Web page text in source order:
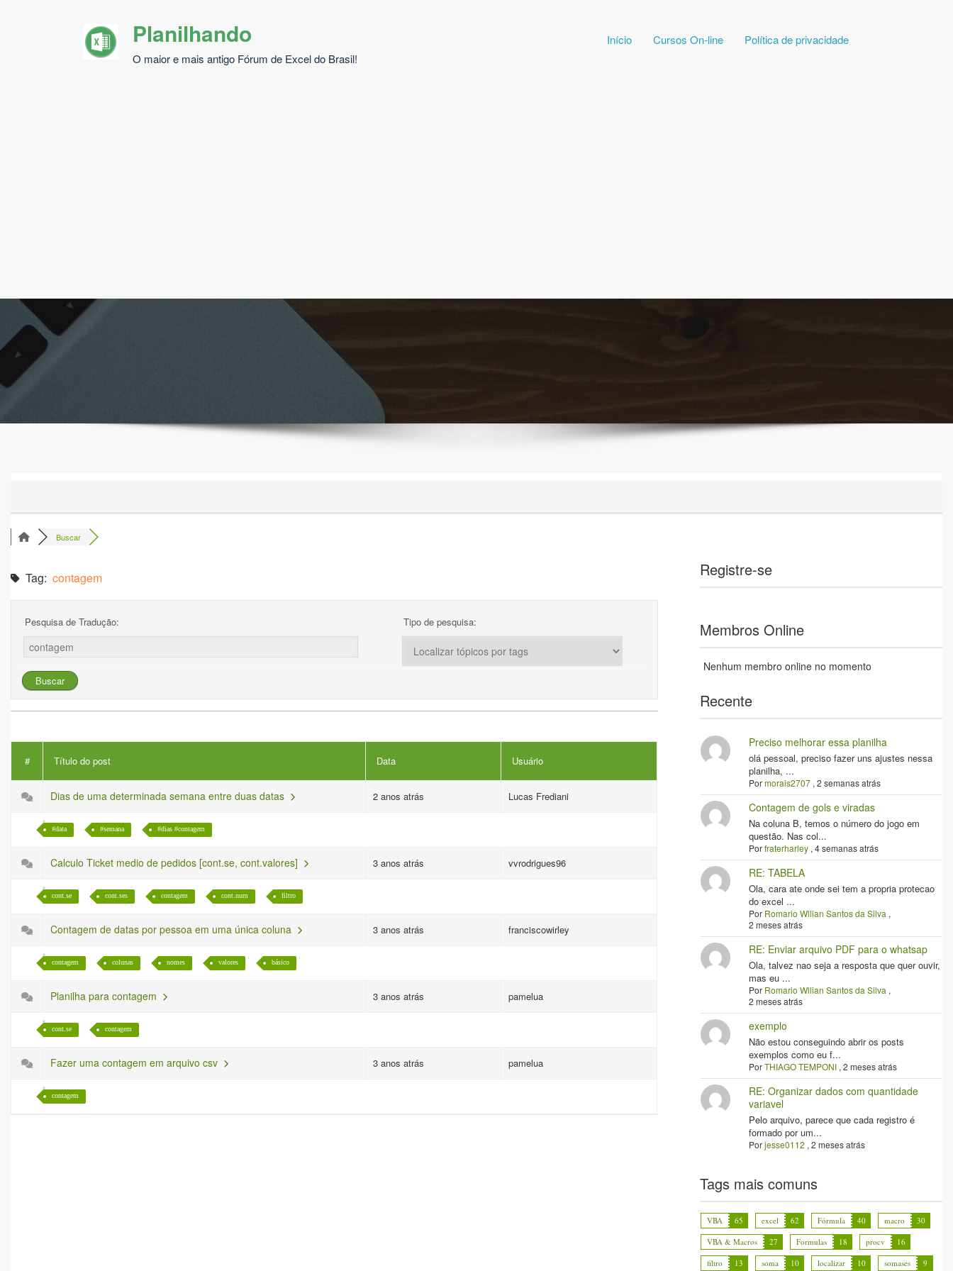
Planilhando
O maior e mais antigo Fórum de Excel do Brasil!
Início Cursos On-line Política de privacidade
Buscar
Tag: contagem
Pesquisa de Tradução: Tipo de pesquisa:
# Título do post Data Usuário
Dias de uma determinada semana entre duas datas 2 anos atrás Lucas Frediani
#data #semana #dias #contagem
Calculo Ticket medio de pedidos [cont.se, cont.valores] 3 anos atrás vvrodrigues96
cont.se cont.ses contagem cont.num filtro
Contagem de datas por pessoa em uma única coluna 3 anos atrás franciscowirley
contagem colunas nomes valores básico
Planilha para contagem 3 anos atrás pamelua
cont.se contagem
Fazer uma contagem em arquivo csv 3 anos atrás pamelua
contagem
Registre-se
Membros Online
Nenhum membro online no momento
Recente
Preciso melhorar essa planilha
olá pessoal, preciso fazer uns ajustes nessa
planilha, ...
Pormorais2707 ,2 semanas atrás
Contagem de gols e viradas
Na coluna B, temos o número do jogo em
questão. Nas col...
Porfraterharley ,4 semanas atrás
RE: TABELA
Ola, cara ate onde sei tem a propria protecao
do excel ...
Por Romario Wllian Santos da Silva ,
2 meses atrás
RE: Enviar arquivo PDF para o whatsap
Ola, talvez nao seja a resposta que quer ouvir,
mas eu ...
Por Romario Wllian Santos da Silva ,
2 meses atrás
exemplo
Não estou conseguindo abrir os posts
exemplos como eu f...
PorTHIAGO TEMPONI ,2 meses atrás
RE: Organizar dados com quantidade
variavel
Pelo arquivo, parece que cada registro é
formado por um...
Porjesse0112 ,2 meses atrás
Tags mais comuns
VBA 65 excel 62 Fórmula 40 macro
30
VBA & Macros
27 Formulas 18 procv
16
filtro
13 soma 10 localizar 10 somases 9